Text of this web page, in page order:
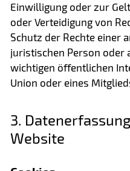
Einwilligung oder zur
oder Verteidigung von
Schutz der Rechte einer
juristischen Person oder
wichtigen öffentlichen
Union oder eines
3.
Website